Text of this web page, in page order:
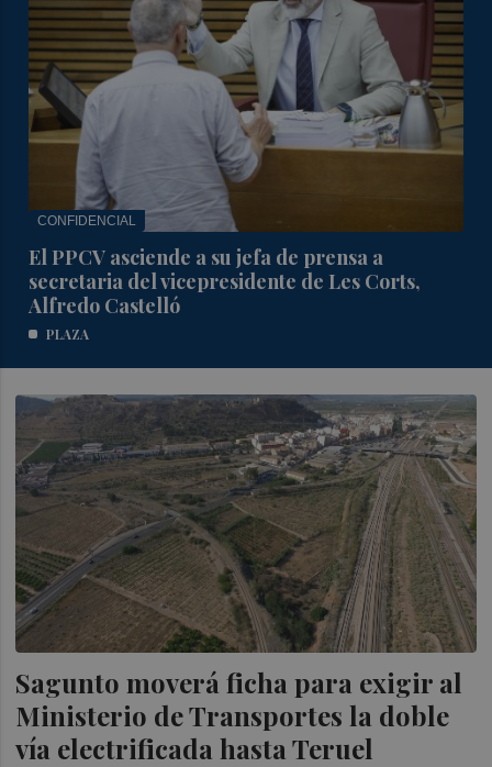
CONFIDENCIAL
El PPCV asciende a su jefa de prensa a
secretaria del vicepresidente de Les Corts,
Alfredo Castelló
PLAZA
Sagunto moverá ficha para exigir al
Ministerio de Transportes la doble
vía electrificada hasta Teruel